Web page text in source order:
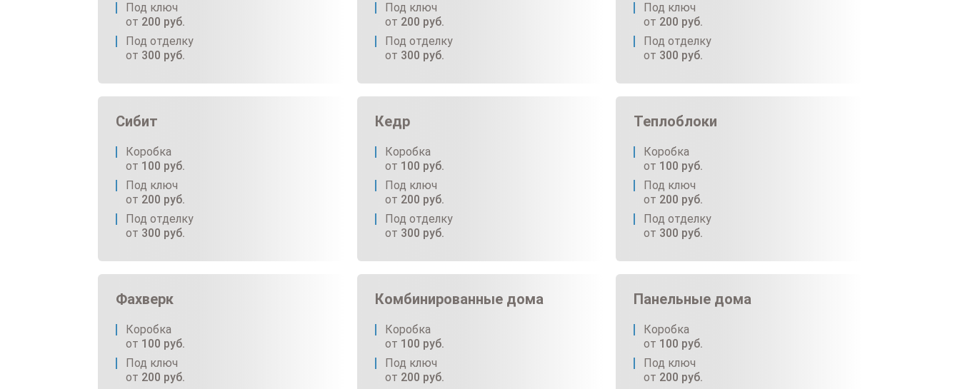
Под ключ
от 200 руб.
Под отделку
от 300 руб.
Под ключ
от 200 руб.
Под отделку
от 300 руб.
Под ключ
от 200 руб.
Под отделку
от 300 руб.
Сибит
Коробка
от 100 руб.
Под ключ
от 200 руб.
Под отделку
от 300 руб.
Кедр
Коробка
от 100 руб.
Под ключ
от 200 руб.
Под отделку
от 300 руб.
Теплоблоки
Коробка
от 100 руб.
Под ключ
от 200 руб.
Под отделку
от 300 руб.
Фахверк
Коробка
от 100 руб.
Под ключ
от 200 руб.
Комбинированные дома
Коробка
от 100 руб.
Под ключ
от 200 руб.
Панельные дома
Коробка
от 100 руб.
Под ключ
от 200 руб.